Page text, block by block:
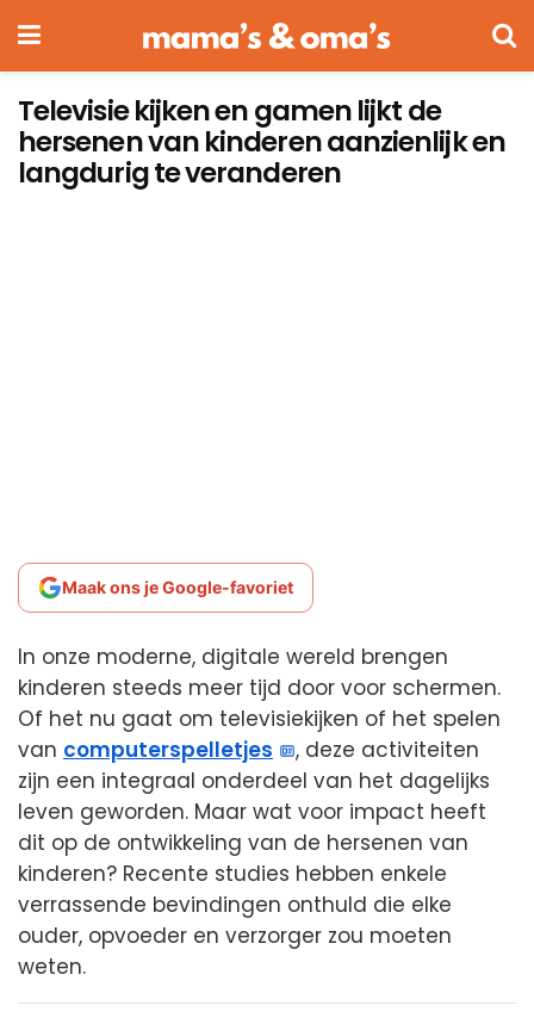
Televisie kijken en gamen lijkt de
hersenen van kinderen aanzienlijk en
langdurig te veranderen
Maak ons je Google-favoriet
In onze moderne, digitale wereld brengen
kinderen steeds meer tijd door voor schermen.
Of het nu gaat om televisiekijken of het spelen
van computerspelletjes
, deze activiteiten
zijn een integraal onderdeel van het dagelijks
leven geworden. Maar wat voor impact heeft
dit op de ontwikkeling van de hersenen van
kinderen? Recente studies hebben enkele
verrassende bevindingen onthuld die elke
ouder, opvoeder en verzorger zou moeten
weten.